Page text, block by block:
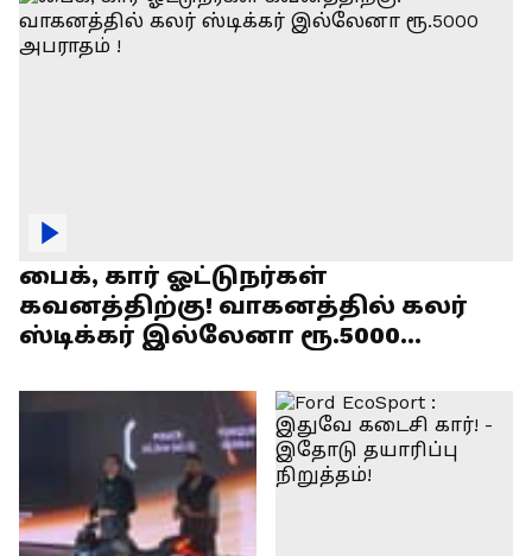
பைக், கார் ஓட்டுநர்கள்
கவனத்திற்கு! வாகனத்தில் கலர்
ஸ்டிக்கர் இல்லேனா ரூ.5000